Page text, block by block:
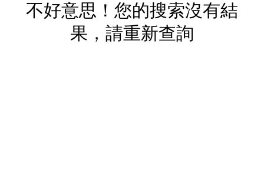
不好意思！您的搜索沒有結
果，請重新查詢